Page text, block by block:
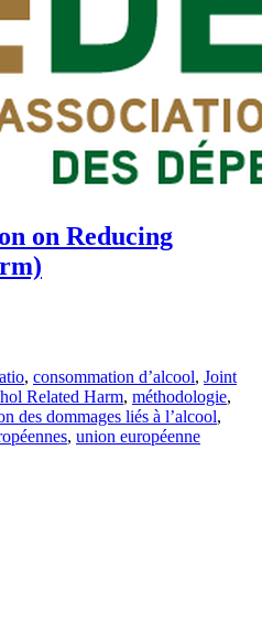
on Reducing
, consommation d’alcool, Joint
Related Harm, méthodologie,
des dommages liés à l’alcool,
, union européenne